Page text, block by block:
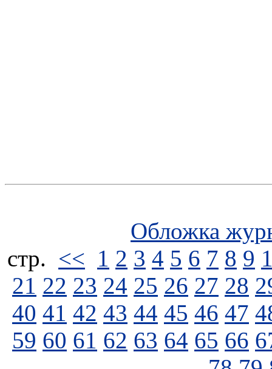
Обложка
стp. << 1 2 3 4 5 6 7 8 9
21 22 23 24 25 26 27 28
40 41 42 43 44 45 46 47
59 60 61 62 63 64 65 66